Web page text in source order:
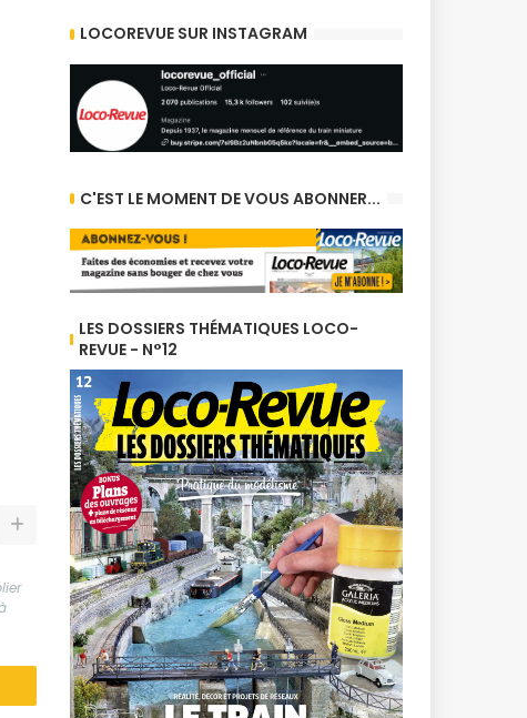
LOCOREVUE SUR INSTAGRAM
C'EST LE MOMENT DE VOUS ABONNER...
LES DOSSIERS THÉMATIQUES LOCO-
REVUE - N°12